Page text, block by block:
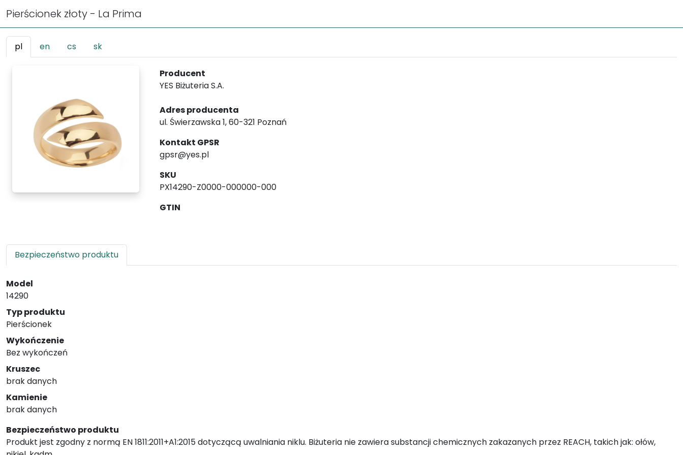
Pierścionek złoty - La Prima
pl en cs sk
Producent
YES Biżuteria S.A.
Adres producenta
ul. Świerzawska 1, 60-321 Poznań
Kontakt GPSR
gpsr@yes.pl
SKU
PX14290-Z0000-000000-000
GTIN
Bezpieczeństwo produktu
Model
14290
Typ produktu
Pierścionek
Wykończenie
Bez wykończeń
Kruszec
brak danych
Kamienie
brak danych
Bezpieczeństwo produktu
Produkt jest zgodny z normą EN 1811:2011+A1:2015 dotyczącą uwalniania niklu. Biżuteria nie zawiera substancji chemicznych zakazanych przez REACH, takich jak: ołów,